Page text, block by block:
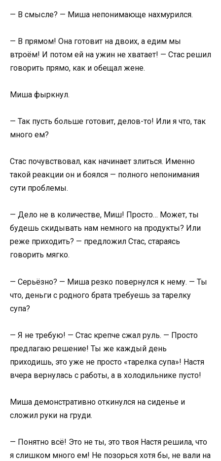
— В смысле? — Миша непонимающе нахмурился.
— В прямом! Она готовит на двоих, а едим мы
втроём! И потом ей на ужин не хватает! — Стас решил
говорить прямо, как и обещал жене.
Миша фыркнул.
— Так пусть больше готовит, делов-то! Или я что, так
много ем?
Стас почувствовал, как начинает злиться. Именно
такой реакции он и боялся — полного непонимания
сути проблемы.
— Дело не в количестве, Миш! Просто… Может, ты
будешь скидывать нам немного на продукты? Или
реже приходить? — предложил Стас, стараясь
говорить мягко.
— Серьёзно? — Миша резко повернулся к нему. — Ты
что, деньги с родного брата требуешь за тарелку
супа?
— Я не требую! — Стас крепче сжал руль. — Просто
предлагаю решение! Ты же каждый день
приходишь, это уже не просто «тарелка супа»! Настя
вчера вернулась с работы, а в холодильнике пусто!
Миша демонстративно откинулся на сиденье и
сложил руки на груди.
— Понятно всё! Это не ты, это твоя Настя решила, что
я слишком много ем! Не позорься хотя бы, не вали на